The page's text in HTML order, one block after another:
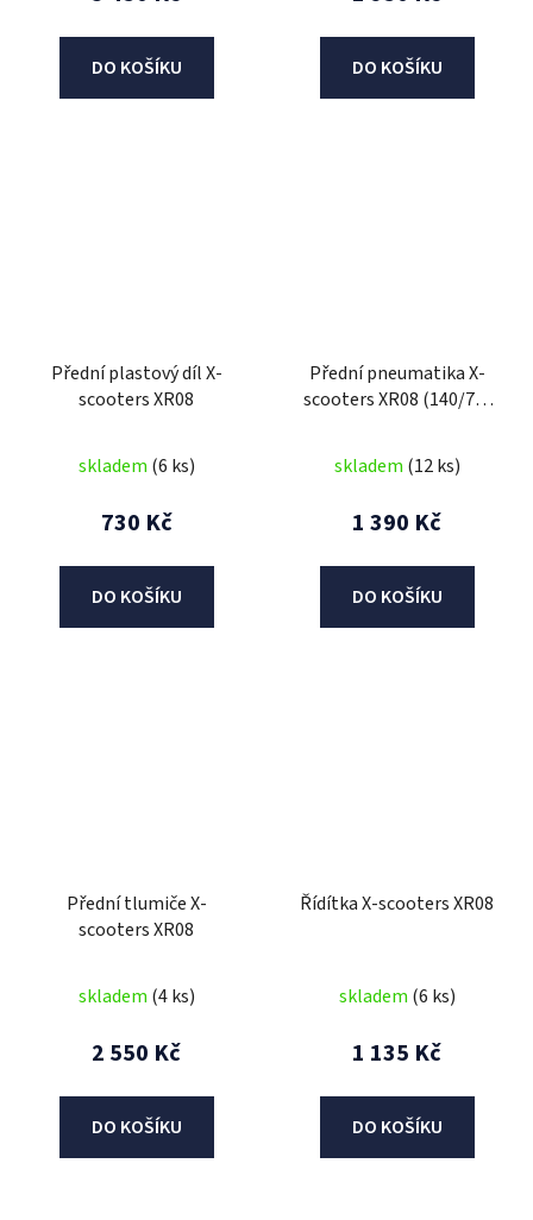
DO KOŠÍKU DO KOŠÍKU
Přední plastový díl X-
scooters XR08
skladem (6 ks)
730 Kč
DO KOŠÍKU
Přední pneumatika X-
scooters XR08 (140/70-
skladem (12 ks)
1 390 Kč
DO KOŠÍKU
Přední tlumiče X-
scooters XR08
skladem (4 ks)
2 550 Kč
DO KOŠÍKU
Řídítka X-scooters XR08
skladem (6 ks)
1 135 Kč
DO KOŠÍKU